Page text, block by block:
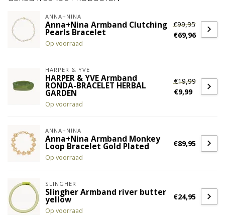
ANNA+NINA
Anna+Nina Armband Clutching
Pearls Bracelet
Op voorraad
€99,95
€69,96
HARPER & YVE
HARPER & YVE Armband
RONDA-BRACELET HERBAL
GARDEN
Op voorraad
€19,99
€9,99
ANNA+NINA
Anna+Nina Armband Monkey
Loop Bracelet Gold Plated
Op voorraad
€89,95
SLINGHER
Slingher Armband river butter
yellow
Op voorraad
€24,95